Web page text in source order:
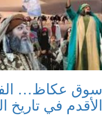
سوق عكاظ…
الأقدم في تاريخ